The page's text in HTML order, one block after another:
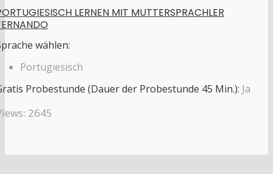
LERNEN MIT MUTTERSPRACHLER
wählen:
Portugiesisch
Probestunde (Dauer der Probestunde 45 Min.): Ja
2645